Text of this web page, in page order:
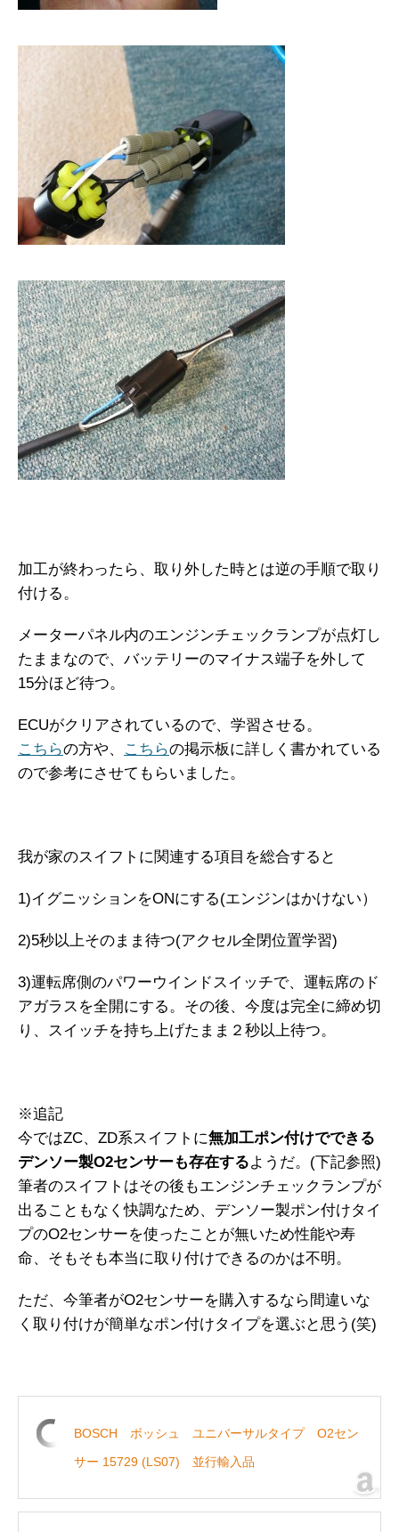
加工が終わったら、取り外した時とは逆の手順で取り
付ける。
メーターパネル内のエンジンチェックランプが点灯し
たままなので、バッテリーのマイナス端子を外して
15分ほど待つ。
ECUがクリアされているので、学習させる。
こちらの方や、 こちらの掲示板に詳しく書かれている
ので参考にさせてもらいました。
我が家のスイフトに関連する項目を総合すると
1)イグニッションをONにする(エンジンはかけない）
2)5秒以上そのまま待つ(アクセル全閉位置学習)
3)運転席側のパワーウインドスイッチで、運転席のド
アガラスを全開にする。その後、今度は完全に締め切
り、スイッチを持ち上げたまま２秒以上待つ。
※追記
今ではZC、ZD系スイフトに無加工ポン付けでできる
デンソー製O2センサーも存在するようだ。(下記参照)
筆者のスイフトはその後もエンジンチェックランプが
出ることもなく快調なため、デンソー製ポン付けタイ
プのO2センサーを使ったことが無いため性能や寿
命、そもそも本当に取り付けできるのかは不明。
ただ、今筆者がO2センサーを購入するなら間違いな
く取り付けが簡単なポン付けタイプを選ぶと思う(笑)
BOSCH ボッシュ ユニバーサルタイプ O2セン
サー 15729 (LS07) 並行輸入品